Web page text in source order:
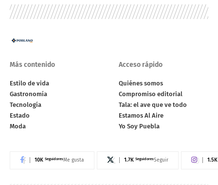
Más contenido
Estilo de vida
Gastronomía
Tecnología
Estado
Moda
Acceso rápido
Quiénes somos
Compromiso editorial
Tala: el ave que ve todo
Estamos Al Aire
Yo Soy Puebla
10K SeguidoresMe gusta 1.7K SeguidoresSeguir 1.5K